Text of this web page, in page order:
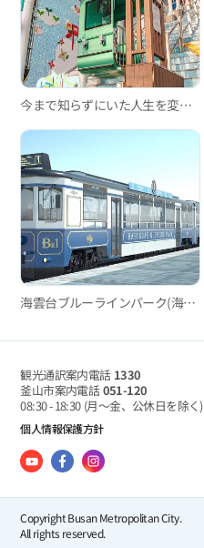
今まで知らずにいた人生を変えるスポット-釜山のモノレール編
海雲台ブルーラインパーク(海辺列車、スカイカプセル)
観光通訳案内電話 1330
釜山市案内電話051-120
08:30 - 18:30 (月～金、公休日を除く)
個人情報保護方針
Copyright Busan Metropolitan City.
All rights reserved.